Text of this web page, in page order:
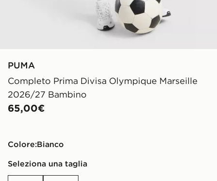
PUMA
Completo Prima Divisa Olympique Marseille
2026/27 Bambino
65,00€
Colore:
bianco
Seleziona una taglia